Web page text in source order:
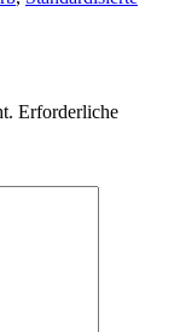
Erforderliche